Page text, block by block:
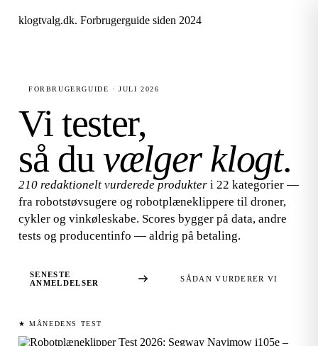
klogtvalg.dk. Forbrugerguide siden 2024
FORBRUGERGUIDE · JULI 2026
Vi tester,
så du vælger klogt.
210 redaktionelt vurderede produkter i 22 kategorier —
fra robotstøvsugere og robotplæneklippere til droner,
cykler og vinkøleskabe. Scores bygger på data, andre
tests og producentinfo — aldrig på betaling.
SENESTE
ANMELDELSER
SÅDAN VURDERER VI
★ MÅNEDENS TEST